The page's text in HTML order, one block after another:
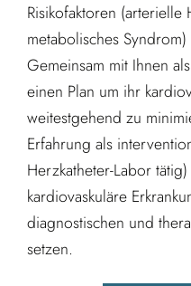
Risikofaktoren
metabolisches
Gemeinsam mit Ihnen
einen Plan um ihr
weitestgehend zu
Erfahrung als
Herzkatheter-Labor
kardiovaskuläre
diagnostischen und
setzen.